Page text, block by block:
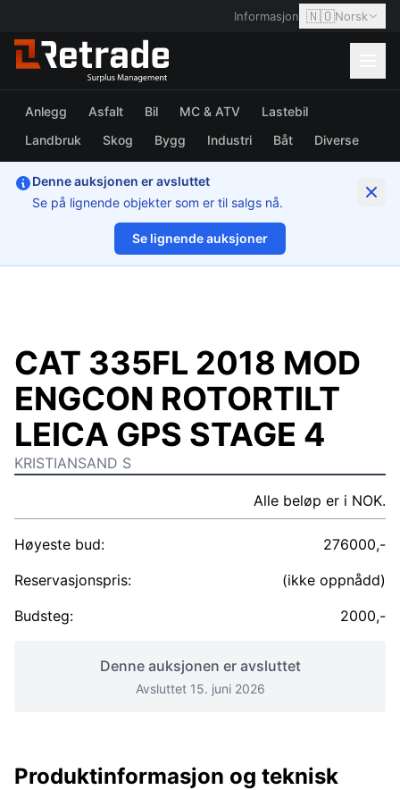
Informasjon 🇳🇴Norsk
Anlegg Asfalt Bil MC & ATV
Lastebil
Landbruk
Skog Bygg Industri Båt Diverse
Denne auksjonen er avsluttet
Se på lignende objekter som er til salgs nå.
Se lignende auksjoner
1/53
CAT 335FL 2018 MOD
ENGCON ROTORTILT
LEICA GPS STAGE 4
KRISTIANSAND S
Alle beløp er i NOK.
Høyeste bud:
276000,-
Reservasjonspris:
(ikke oppnådd)
Budsteg:
2000,-
Denne auksjonen er avsluttet
Avsluttet 15. juni 2026
Produktinformasjon og teknisk